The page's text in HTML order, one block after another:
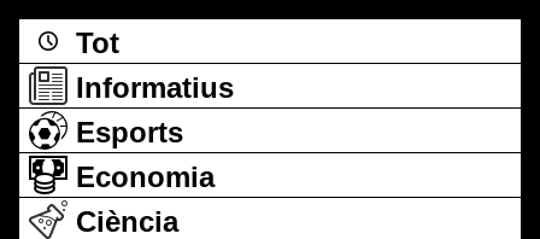
Tot
Informatius
Esports
Economia
Ciència